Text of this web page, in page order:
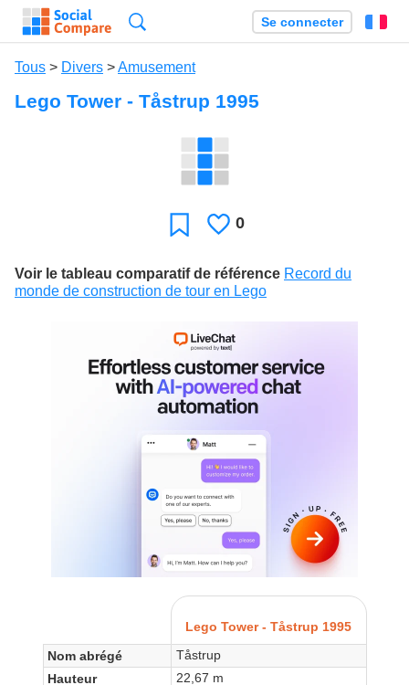
Se connecter
Tous > Divers >Amusement
Lego Tower - Tåstrup 1995
Favori J'aime
0
Voir le tableau comparatif de référence Record du
monde de construction de tour en Lego
Lego Tower - Tåstrup 1995
Nom abrégé
Tåstrup
Hauteur
22,67 m